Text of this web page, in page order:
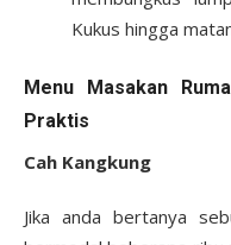
Kukus hingga
Menu Masakan
Praktis
Cah Kangkung
Jika anda bertanya